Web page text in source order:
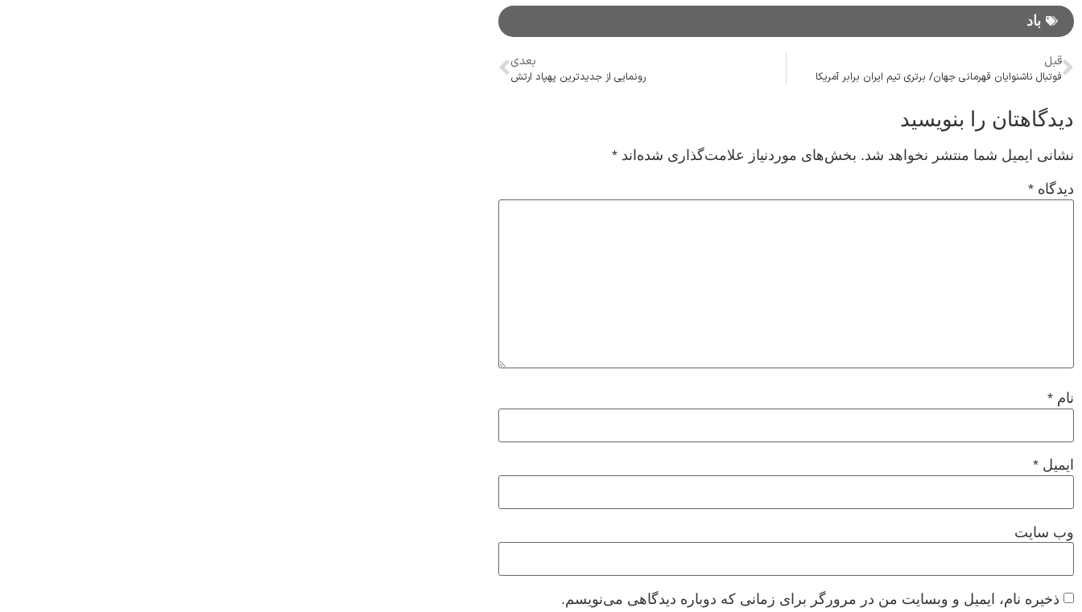
باد
قبل
فوتبال ناشنوایان قهرمانی جهان/ برتری تیم ایران برابر آمریکا
بعدی
رونمایی از جدیدترین پهپاد ارتش
دیدگاهتان را بنویسید
نشانی ایمیل شما منتشر نخواهد شد. بخش‌های موردنیاز علامت‌گذاری شده‌اند *
دیدگاه *
نام *
ایمیل *
وب‌ سایت
ذخیره نام، ایمیل و وبسایت من در مرورگر برای زمانی که دوباره دیدگاهی می‌نویسم.